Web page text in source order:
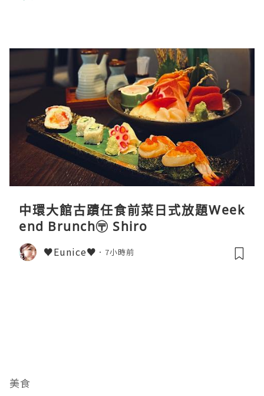
中環大館古蹟任食前菜日式放題Week
end Brunch〶 Shiro
♥Eunice♥ 7小時前
美食